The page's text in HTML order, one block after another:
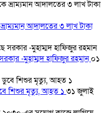
আদালতের ৩ লাখ টাকা
-মুহাম্মদ হাফিজুর রহমান০১
শিশুর মৃত্যু, আহত ১ ৩১ জুলাই